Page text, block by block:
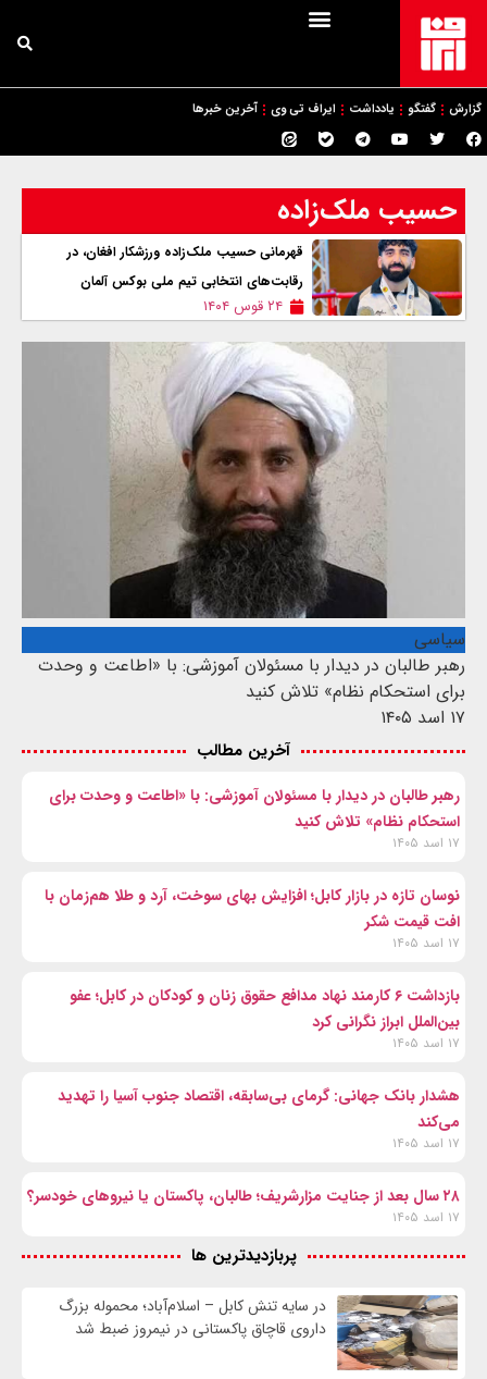
گزارش گفتگو یادداشت ایراف تی وی آخرین خبرها
حسیب ملک‌زاده
قهرمانی حسیب ملک‌زاده ورزشکار افغان، در
رقابت‌های انتخابی تیم ملی بوکس آلمان
۲۴ قوس ۱۴۰۴
سیاسی
رهبر طالبان در دیدار با مسئولان آموزشی: با «اطاعت و وحدت
برای استحکام نظام» تلاش کنید
۱۷ اسد ۱۴۰۵
آخرین مطالب
رهبر طالبان در دیدار با مسئولان آموزشی: با «اطاعت و وحدت برای
استحکام نظام» تلاش کنید
۱۷ اسد ۱۴۰۵
نوسان تازه در بازار کابل؛ افزایش بهای سوخت، آرد و طلا هم‌زمان با
افت قیمت شکر
۱۷ اسد ۱۴۰۵
بازداشت ۶ کارمند نهاد مدافع حقوق زنان و کودکان در کابل؛ عفو
بین‌الملل ابراز نگرانی کرد
۱۷ اسد ۱۴۰۵
هشدار بانک جهانی: گرمای بی‌سابقه، اقتصاد جنوب آسیا را تهدید
می‌کند
۱۷ اسد ۱۴۰۵
۲۸ سال بعد از جنایت مزارشریف؛ طالبان، پاکستان یا نیروهای خودسر؟
۱۷ اسد ۱۴۰۵
پربازدیدترین ها
در سایه تنش کابل – اسلام‌آباد؛ محموله بزرگ
داروی قاچاق پاکستانی در نیمروز ضبط شد